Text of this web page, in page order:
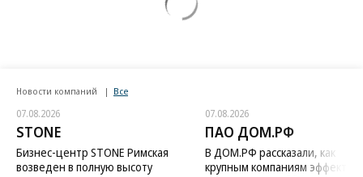
Новости компаний Все
07.08.2026
STONE
Бизнес-центр STONE Римская
возведен в полную высоту
07.08.2026
ПАО ДОМ.РФ
В ДОМ.РФ рассказали, как
крупным компаниям